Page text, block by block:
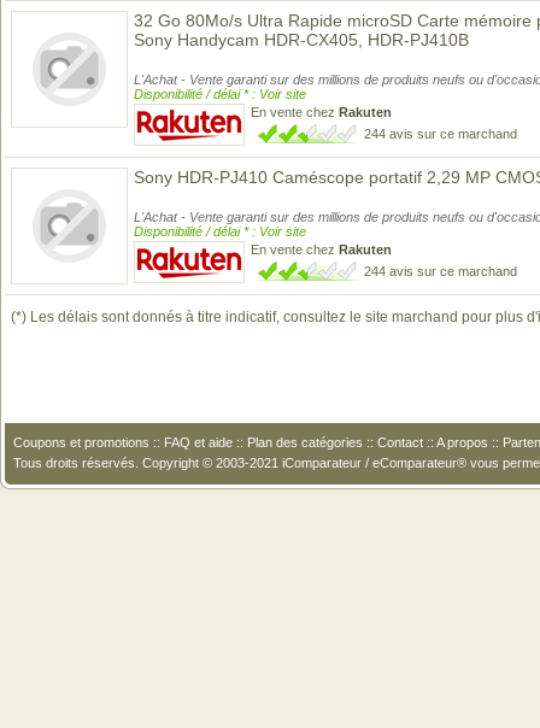
32 Go 80Mo/s Ultra Rapide microSD Carte mémoire
Sony Handycam HDR-CX405, HDR-PJ410B
L'Achat - Vente garanti sur des millions de produits neufs ou
Disponibilité / délai * : Voir site
En vente chez Rakuten
244 avis sur ce marchand
Sony HDR-PJ410 Caméscope portatif 2,29 MP
L'Achat - Vente garanti sur des millions de produits neufs ou
Disponibilité / délai * : Voir site
En vente chez Rakuten
244 avis sur ce marchand
(*) Les délais sont donnés à titre indicatif, consultez le site marchand pour plus
Coupons et promotions :: FAQ et aide :: Plan des catégories :: Contact :: A propos ::
Tous droits réservés. Copyright © 2003-2021 iComparateur / eComparateur® vous